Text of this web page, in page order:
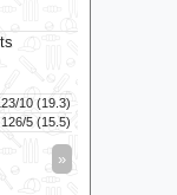
10 (19.3)
126/5 (15.5)
»